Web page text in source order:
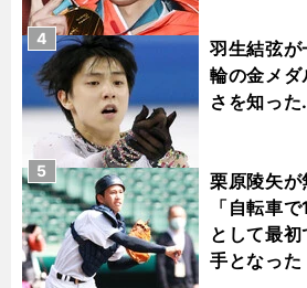
羽生結弦が
輪の金メダ
さを知った
4
栗原陵矢が
「自転車
として最
手となった
5